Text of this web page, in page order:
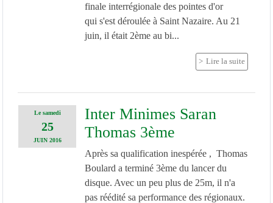
finale interrégionale des pointes d'or
qui s'est déroulée à Saint Nazaire. Au 21
juin, il était 2ème au bi...
Lire la suite
Lesamedi
25
JUIN 2016
Inter Minimes Saran
Thomas 3ème
Après sa qualification inespérée , Thomas
Boulard a terminé 3ème du lancer du
disque. Avec un peu plus de 25m, il n'a
pas réédité sa performance des régionaux.